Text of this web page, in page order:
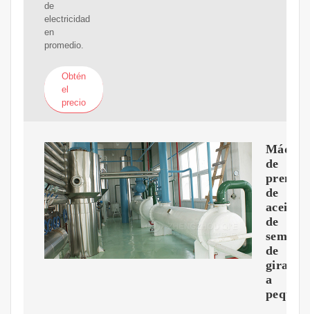
de
electricidad
en
promedio.
Obtén
el
precio
de
prensa
de
aceite
de
semilla
de
girasol
a